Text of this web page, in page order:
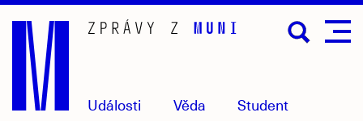
Přejít
hlavní
obsah
Události Věda Student